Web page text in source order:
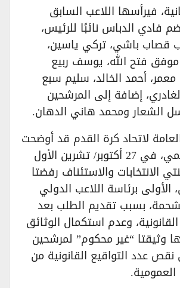
فيرأسها اللاعب السابق
فادي الدباس نائبًا للرئيس،
قصاب باشي، تركي ياسين،
فتح الله، يوسف ربيع
أحمد الخالد، سليم سبع
إضافة إلى المرشحين
الشعار ومحمد هاني الدهان.
لاتحاد كرة القدم قد أوضحت
في تعميم رسمي، في 27 أكتوبر/ تشرين الأول
الانتخابات والاستئناف رفضتا
الأولى برئاسة اللاعب الدولي
بسبب تقديم الطلب بعد
وعدم استكمال الوثائق
وثيقتا “غير محكوم” لمرشحين
عدد التواقيع القانونية من